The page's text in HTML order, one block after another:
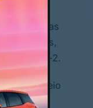
4-1, mas
um 6-2.
num torneio